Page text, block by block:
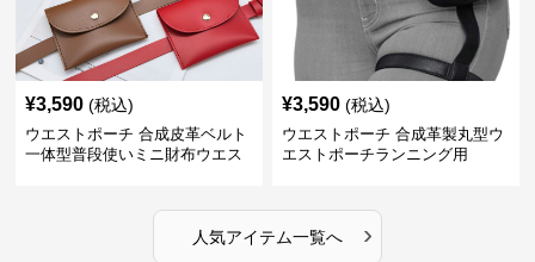
¥3,590 (税込)
ウエストポーチ 合成皮革ベルト
一体型普段使いミニ財布ウエス
¥3,590 (税込)
ウエストポーチ 合成革製丸型ウ
エストポーチランニング用
人気アイテム一覧へ ›